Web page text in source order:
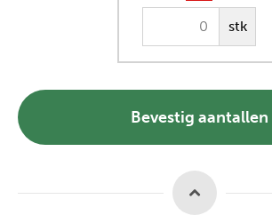
stk
Bevestig aantallen